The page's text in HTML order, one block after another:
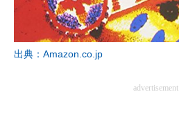
ITエンジニア向け専門サイト
企業向けIT製品の総合サイト
出典：Amazon.co.jp
advertisement